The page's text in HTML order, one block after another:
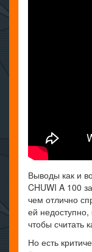
Выводы как и
CHUWI A 100
чем отлично
ей недоступно,
чтобы считать
Но есть